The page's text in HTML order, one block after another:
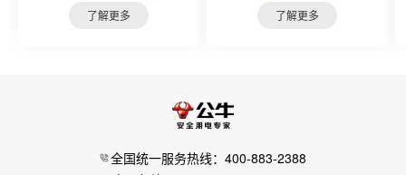
了解更多 了解更多
全国统一服务热线：400-883-2388